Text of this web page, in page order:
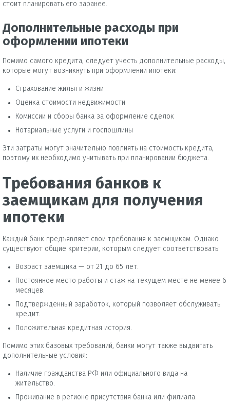
стоит планировать его заранее.
Дополнительные расходы при
оформлении ипотеки
Помимо самого кредита, следует учесть дополнительные расходы,
которые могут возникнуть при оформлении ипотеки:
Страхование жилья и жизни
Оценка стоимости недвижимости
Комиссии и сборы банка за оформление сделок
Нотариальные услуги и госпошлины
Эти затраты могут значительно повлиять на стоимость кредита,
поэтому их необходимо учитывать при планировании бюджета.
Требования банков к
заемщикам для получения
ипотеки
Каждый банк предъявляет свои требования к заемщикам. Однако
существуют общие критерии, которым следует соответствовать:
Возраст заемщика — от 21 до 65 лет.
Постоянное место работы и стаж на текущем месте не менее 6
месяцев.
Подтвержденный заработок, который позволяет обслуживать
кредит.
Положительная кредитная история.
Помимо этих базовых требований, банки могут также выдвигать
дополнительные условия:
Наличие гражданства РФ или официального вида на
жительство.
Проживание в регионе присутствия банка или филиала.